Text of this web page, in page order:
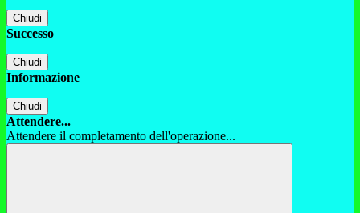
Chiudi
Successo
Chiudi
Informazione
Chiudi
Attendere...
Attendere il completamento dell'operazione...